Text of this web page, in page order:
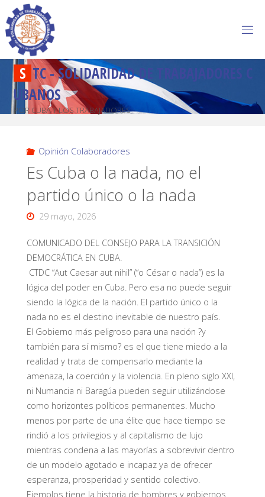
S TC-SOLIDARIDADD R A BAJADORES C
U BANOS
POR CUBA Y LOS TRABAJADORES
Opinión Colaboradores
Es Cuba o la nada, no el
partido único o la nada
29 mayo, 2026
COMUNICADO DEL CONSEJO PARA LA TRANSICIÓN
DEMOCRÁTICA EN CUBA.
CTDC “Aut Caesar aut nihil” (“o César o nada”) es la
lógica del poder en Cuba. Pero esa no puede seguir
siendo la lógica de la nación. El partido único o la
nada no es el destino inevitable de nuestro país.
El Gobierno más peligroso para una nación ?y
también para sí mismo? es el que tiene miedo a la
realidad y trata de compensarlo mediante la
amenaza, la coerción y la violencia. En pleno siglo XXI,
ni Numancia ni Baragúa pueden seguir utilizándose
como horizontes políticos permanentes. Mucho
menos por parte de una élite que hace tiempo se
rindió a los privilegios y al capitalismo de lujo
mientras condena a las mayorías a sobrevivir dentro
de un modelo agotado e incapaz ya de ofrecer
esperanza, prosperidad y sentido colectivo.
Ejemplos tiene la historia de hombres y gobiernos